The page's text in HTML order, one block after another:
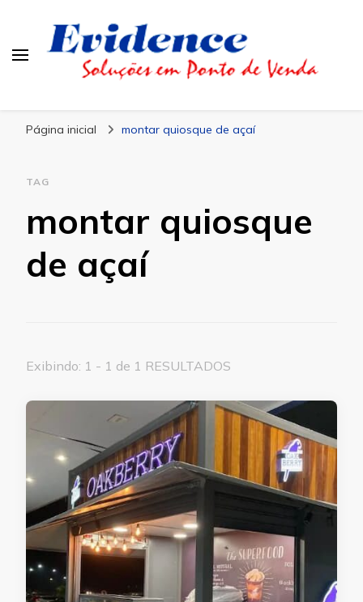
Página inicial montar quiosque de açaí
TAG
montar quiosque
de açaí
Exibindo: 1 - 1 de 1 RESULTADOS